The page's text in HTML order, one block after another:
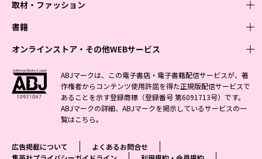
少年マンガ
Vジャンプ
最強ジャンプ
少年ジャンプ+
ジャンプTOON
ジャンプルーキー！
青年マンガ
ZEBRACK
S-MANGA
集英社ジャンプリミックス
週刊ヤングジャンプ
少女マンガ
ZEBRACK
S-MANGA
集英社コミック文庫
マーガレット
女性マンガ
ジャンプTOON
集英社コミック文庫
取材・ファッション
ファッション・美容
BAILA
MAQUIA
eclat
芸能・情報・スポーツ
週プレNEWS
週プレ グラジャパ!
書籍
文芸・文庫・総合
小説すばる
集英社 文芸ステーション
web 集英社文庫
アジア人物史
学芸・ノンフィクション・新書
1日5分で、明日は変わる よみタイ yomitai
集英社学芸部 - 学芸・ノンフィクション
集英社ビジネス書
ライトノベル・ノベライズ
集英社オレンジ文庫
JUMP j-BOOKS
ダッシュエックス文庫公式サイト
集英社の児童図書 S-KIDS.LAND
オンラインストア・その他WEBサービス
オンラインストア
OTO
SHUEISHA MANGA-ART HERITAGE
ジャンプキャラクターズストア
HAPPY PLUS STORE
その他WEBサービス
集英社アドナビ
集英社エディターズ・ラボ
ABJマークは、この電子書店・電子書籍配信サービスが、著
作権者からコンテンツ使用許諾を得た正規版配信サービスで
あることを示す登録商標（登録番号 第6091713号）です。
ABJマークの詳細、ABJマークを掲示しているサービスの一
覧はこちら。
広告掲載について
よくあるお問合せ